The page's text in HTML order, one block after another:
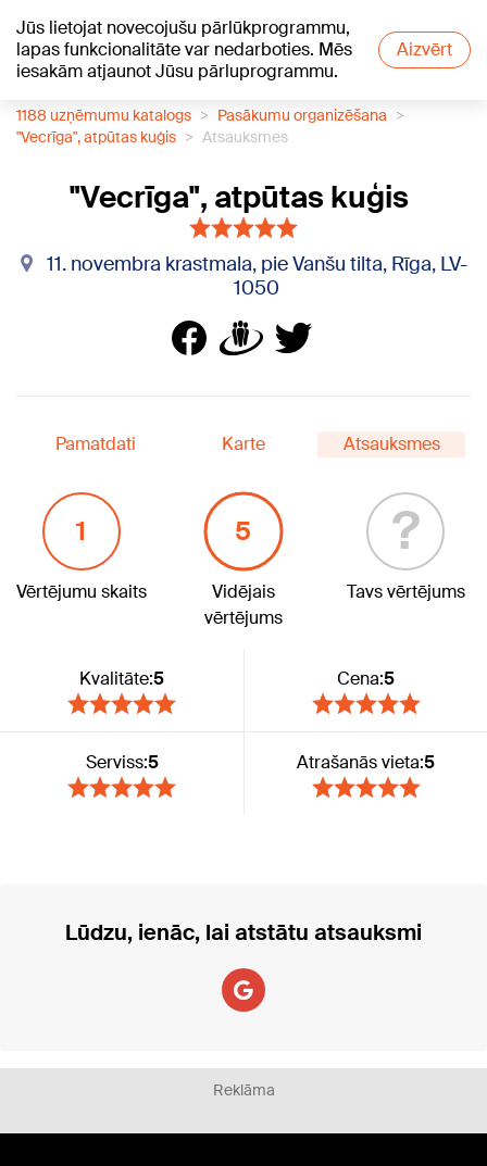
Jūs lietojat novecojušu pārlūkprogrammu,
lapas funkcionalitāte var nedarboties. Mēs
iesakām atjaunot Jūsu pārluprogrammu.
Aizvērt
+15°C
1188 uzņēmumu katalogs
Pasākumu organizēšana
"Vecrīga", atpūtas kuģis
Atsauksmes
"Vecrīga", atpūtas kuģis
11. novembra krastmala, pie Vanšu tilta, Rīga, LV-
1050
Pamatdati Karte Atsauksmes
1
Vērtējumu skaits
5
Vidējais
vērtējums
?
Tavs vērtējums
Kvalitāte:5 Cena:5
Serviss:5 Atrašanās vieta:5
Lūdzu, ienāc, lai atstātu atsauksmi
Reklāma